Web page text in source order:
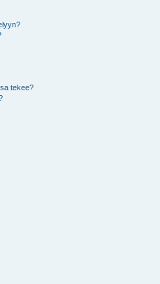
tekee?